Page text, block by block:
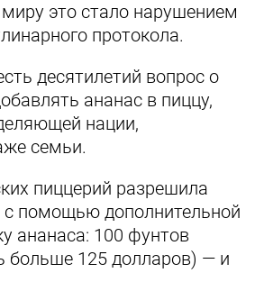
это стало нарушением
протокола.
десятилетий вопрос о
ананас в пиццу,
нации,
семьи.
пиццерий разрешила
с помощью дополнительной
ананаса: 100 фунтов
больше 125 долларов) — и